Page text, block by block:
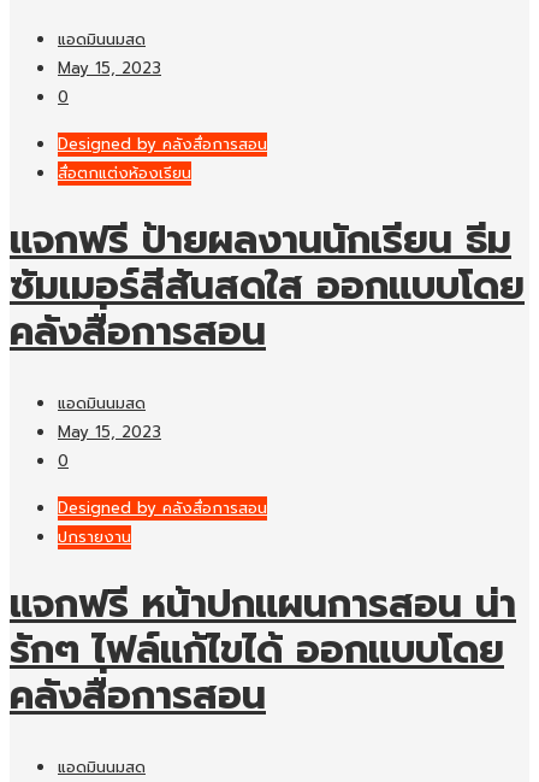
แอดมินนมสด
May 15, 2023
0
Designed by คลังสื่อการสอน
สื่อตกแต่งห้องเรียน
แจกฟรี ป้ายผลงานนักเรียน ธีม
ซัมเมอร์สีสันสดใส ออกแบบโดย
คลังสื่อการสอน
แอดมินนมสด
May 15, 2023
0
Designed by คลังสื่อการสอน
ปกรายงาน
แจกฟรี หน้าปกแผนการสอน น่า
รักๆ ไฟล์แก้ไขได้ ออกแบบโดย
คลังสื่อการสอน
แอดมินนมสด